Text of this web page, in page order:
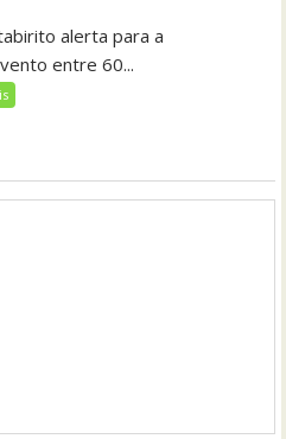
alerta para a
entre 60...